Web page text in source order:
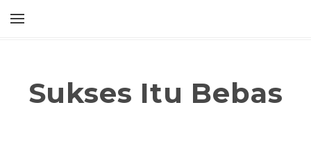
Sukses Itu Bebas